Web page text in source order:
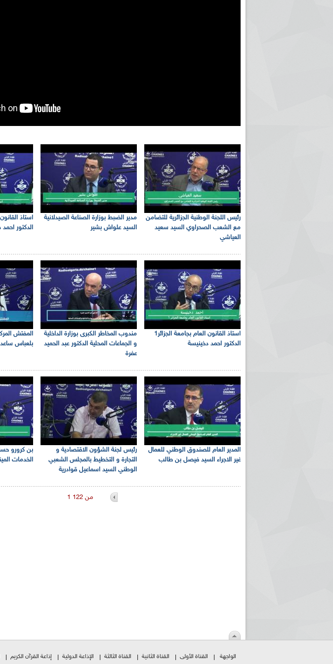
رئيس اللجنة الوطنية الجزائرية للتضامن
مع الشعب الصحراوي السيد سعيد
العياشي
مدير الضبط بوزارة الصناعة الصيدلانية
السيد علواش بشير
الدكتور
استاذ القانون العام بجامعة الجزائر1
الدكتور احمد دخينيسة
مندوب المخاطر الكبرى بوزارة الداخلية
و الجماعات المحلية الدكتور عبد الحميد
عفرة
المفتش
بلعباس ساعد
المدير العام للصندوق الوطني للعمال
غير الاجراء السيد فيصل بن طالب
رئيس لجنة الشؤون الاقتصادية و
التجارة و التخطيط بالمجلس الشعبي
الوطني السيد اسماعيل قوادرية
بن كرورو
الخدمات
1 من 122
الواجهة القناة الأولى القناة الثانية القناة الثالثة الإذاعة الدولية إذاعة القرآن الكريم